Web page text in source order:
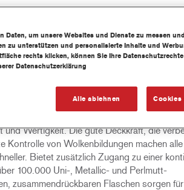
EZ+ Mixing
und Wertigkeit. Die gute Deckkraft, die
Kontrolle von Wolkenbildungen machen alle
Bietet zusätzlich Zugang zu einer
100.000 Uni-, Metallic- und Perlmutt-
zusammendrückbaren Flaschen sorgen
Daten, um unsere Websites und Dienste zu messen
zu unterstützen und personalisierte Inhalte und
rechts klicken, können Sie Ihre
Datenschutzerklärung
Alle ablehnen Cookies